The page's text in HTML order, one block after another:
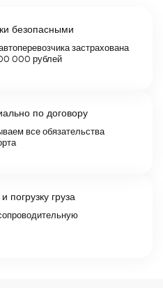
безопасными
застрахована
000 рублей
по договору
все обязательства
погрузку груза